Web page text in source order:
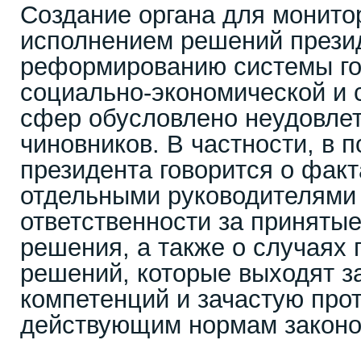
Создание органа для
исполнением решений
реформированию системы
социально-экономической и
сфер обусловлено
чиновников. В частности, в
президента говорится о
отдельными руководителями
ответственности за
решения, а также о случаях
решений, которые выходят
компетенций и зачастую
действующим нормам